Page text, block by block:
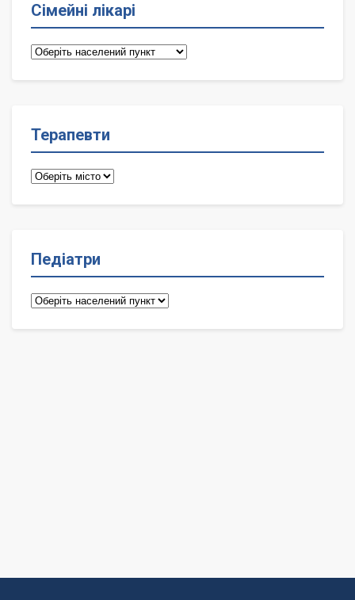
Сімейні лікарі
Сімейні
Терапевти
Терапевти
Педіатри
Педіатри